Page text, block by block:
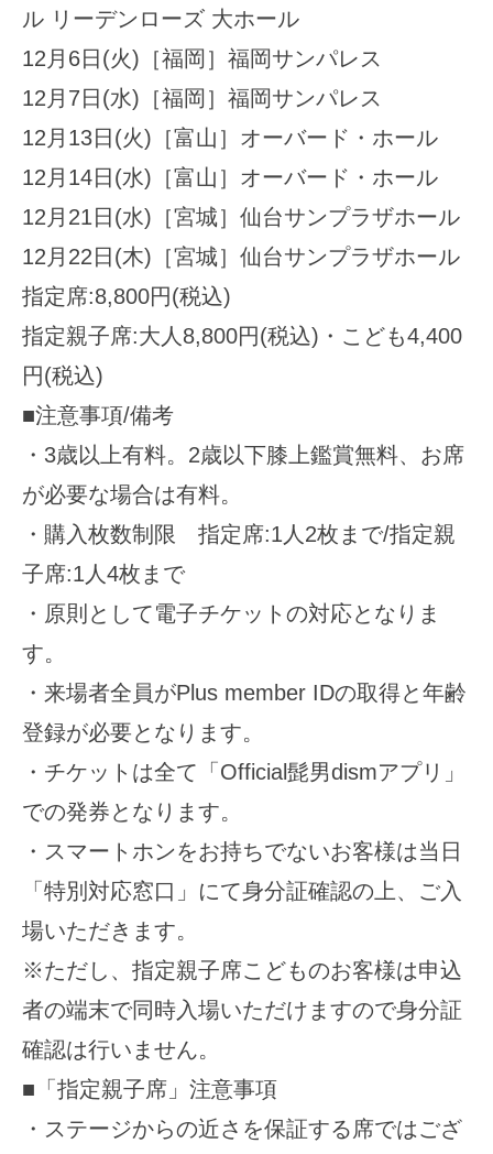
ル リーデンローズ 大ホール
12月6日(火)［福岡］福岡サンパレス
12月7日(水)［福岡］福岡サンパレス
12月13日(火)［富山］オーバード・ホール
12月14日(水)［富山］オーバード・ホール
12月21日(水)［宮城］仙台サンプラザホール
12月22日(木)［宮城］仙台サンプラザホール
指定席:8,800円(税込)
指定親子席:大人8,800円(税込)・こども4,400
円(税込)
■注意事項/備考
・3歳以上有料。2歳以下膝上鑑賞無料、お席
が必要な場合は有料。
・購入枚数制限 指定席:1人2枚まで/指定親
子席:1人4枚まで
・原則として電子チケットの対応となりま
す。
・来場者全員がPlus member IDの取得と年齢
登録が必要となります。
・チケットは全て「Official髭男dismアプリ」
での発券となります。
・スマートホンをお持ちでないお客様は当日
「特別対応窓口」にて身分証確認の上、ご入
場いただきます。
※ただし、指定親子席こどものお客様は申込
者の端末で同時入場いただけますので身分証
確認は行いません。
■「指定親子席」注意事項
・ステージからの近さを保証する席ではござ